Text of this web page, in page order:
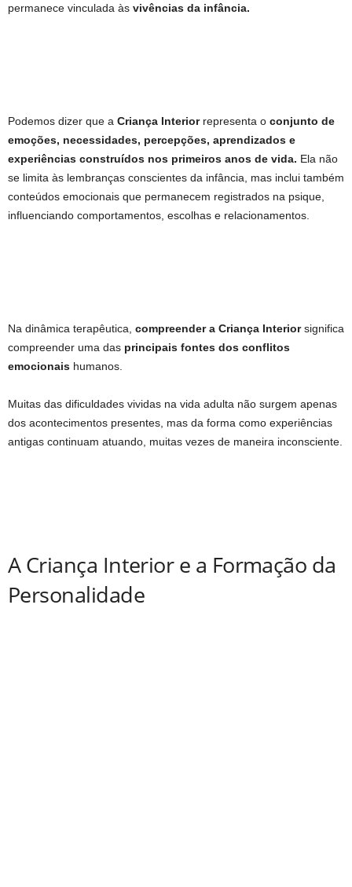
permanece vinculada às vivências da infância.
Podemos dizer que a Criança Interiorrepresenta o conjunto de
emoções, necessidades, percepções, aprendizados e
experiências construídos nos primeiros anos de vida. Ela não
se limita às lembranças conscientes da infância, mas inclui também
conteúdos emocionais que permanecem registrados na psique,
influenciando comportamentos, escolhas e relacionamentos.
Na dinâmica terapêutica, compreender a Criança Interiorsignifica
compreender uma das principais fontes dos conflitos
emocionais humanos.
Muitas das dificuldades vividas na vida adulta não surgem apenas
dos acontecimentos presentes, mas da forma como experiências
antigas continuam atuando, muitas vezes de maneira inconsciente.
A Criança Interior e a Formação da
Personalidade